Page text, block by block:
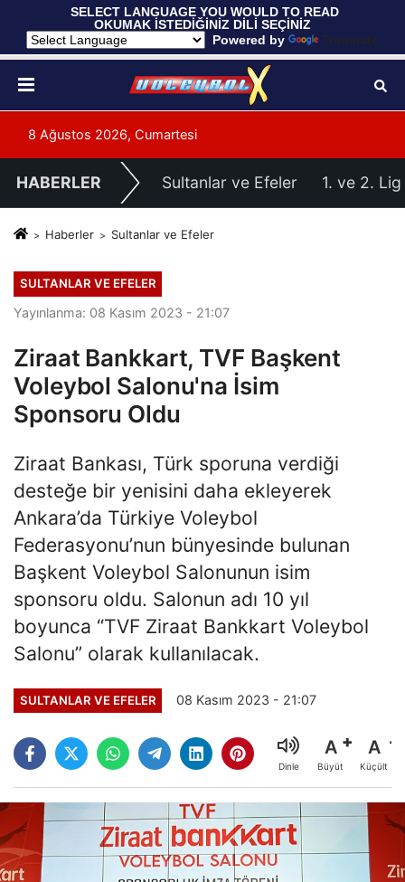
SELECT LANGUAGE YOU WOULD TO READ
OKUMAK İSTEDİĞİNİZ DİLİ SEÇİNİZ
Powered by
Translate
8 Ağustos 2026, Cumartesi
HABERLER Sultanlar ve Efeler 1. ve 2. Lig
Haberler Sultanlar ve Efeler
SULTANLAR VE EFELER
Yayınlanma: 08 Kasım 2023 - 21:07
Ziraat Bankkart, TVF Başkent
Voleybol Salonu'na İsim
Sponsoru Oldu
Ziraat Bankası, Türk sporuna verdiği
desteğe bir yenisini daha ekleyerek
Ankara’da Türkiye Voleybol
Federasyonu’nun bünyesinde bulunan
Başkent Voleybol Salonunun isim
sponsoru oldu. Salonun adı 10 yıl
boyunca “TVF Ziraat Bankkart Voleybol
Salonu” olarak kullanılacak.
SULTANLAR VE EFELER 08 Kasım 2023 - 21:07
Dinle
A
Büyüt
A
Küçült